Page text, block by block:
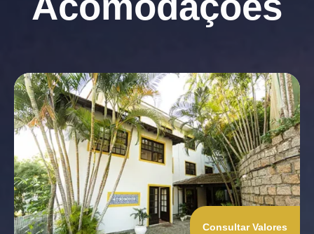
Consultar Valores